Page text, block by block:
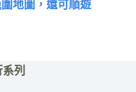
地圖，還可順遊
列